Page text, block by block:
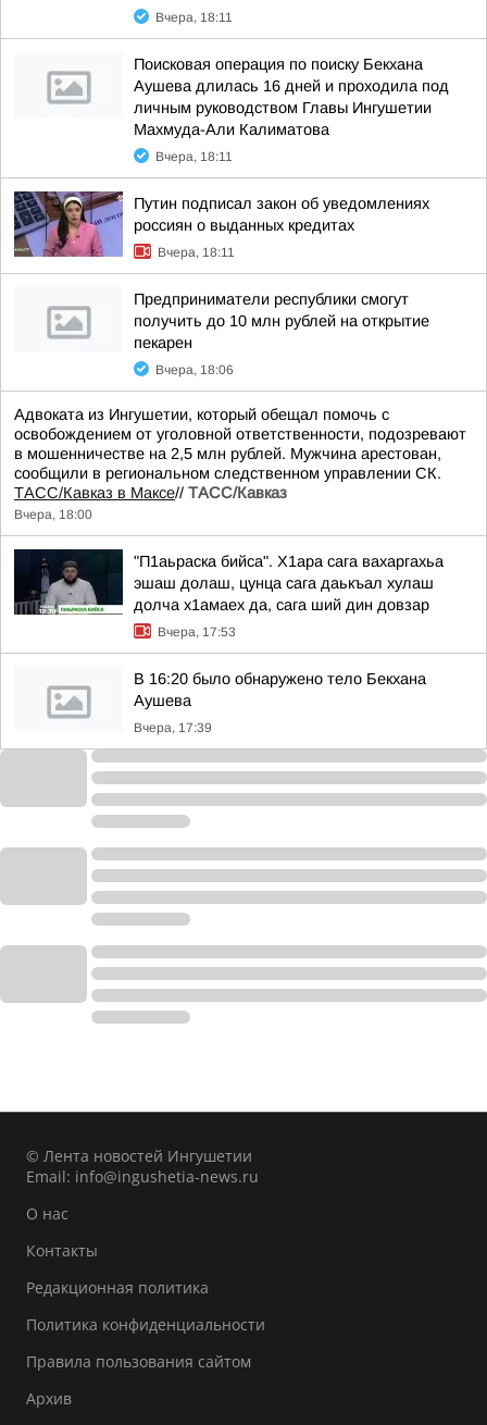
Вчера, 18:11
Поисковая операция по поиску Бекхана
Аушева длилась 16 дней и проходила под
личным руководством Главы Ингушетии
Махмуда-Али Калиматова
Вчера, 18:11
Путин подписал закон об уведомлениях
россиян о выданных кредитах
Вчера, 18:11
Предприниматели республики смогут
получить до 10 млн рублей на открытие
пекарен
Вчера, 18:06
Адвоката из Ингушетии, который обещал помочь с
освобождением от уголовной ответственности, подозревают
в мошенничестве на 2,5 млн рублей. Мужчина арестован,
сообщили в региональном следственном управлении СК.
ТАСС/Кавказ в Максе// ТАСС/Кавказ
Вчера, 18:00
"П1аьраска бийса". Х1ара сага вахаргахьа
эшаш долаш, цунца сага даькъал хулаш
долча х1амаех да, сага ший дин довзар
Вчера, 17:53
В 16:20 было обнаружено тело Бекхана
Аушева
Вчера, 17:39
© Лента новостей Ингушетии
Email: info@ingushetia-news.ru
О нас
Контакты
Редакционная политика
Политика конфиденциальности
Правила пользования сайтом
Архив